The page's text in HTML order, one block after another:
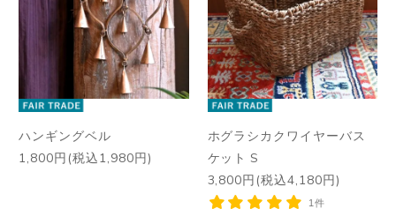
ハンギングベル
1,800円(税込1,980円)
ホグラシカクワイヤーバス
ケット S
3,800円(税込4,180円)
1件